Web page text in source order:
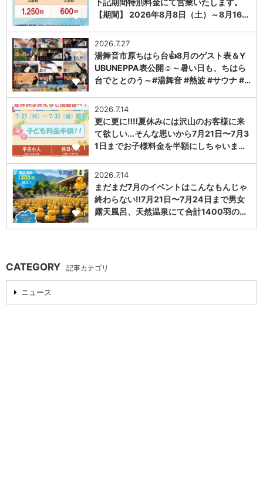
1
【期間】 2026年8月8日（土）～8月16…
1
2026.7.27
湯舞音市原ちはら台👍8月のゲスト表＆Y
UBUNEPPA表公開☺～暑い日も、ちはら
台でととのう～#湯舞音 #熱波 #サウナ #…
1
2026.7.14
更に更に‼️‼️夏休みには沢山のお客様に来
て欲しい...そんな思いから7月21日〜7月3
1日までお子様料金を半額にしちゃいま…
1
2026.7.14
まだまだ7月のイベントはこんなもんじゃ
終わらない‼️7月21日〜7月24日まで男女
露天風呂、天然温泉にて合計1400羽の…
CATEGORY 記事カテゴリ
ニュース